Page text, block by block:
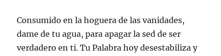
Consumido en la hoguera de las vanidades,
dame de tu agua, para apagar la sed de ser
verdadero en ti. Tu Palabra hoy desestabiliza y